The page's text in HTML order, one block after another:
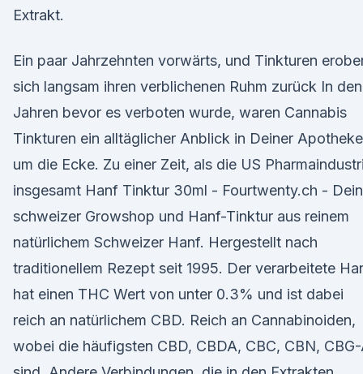
Extrakt.
Ein paar Jahrzehnten vorwärts, und Tinkturen
sich langsam ihren verblichenen Ruhm zurück In den
Jahren bevor es verboten wurde, waren Cannabis
Tinkturen ein alltäglicher Anblick in Deiner Apotheke
um die Ecke. Zu einer Zeit, als die US
insgesamt Hanf Tinktur 30ml - Fourtwenty.ch - Dein
schweizer Growshop und Hanf-Tinktur aus reinem
natürlichem Schweizer Hanf. Hergestellt nach
traditionellem Rezept seit 1995. Der verarbeitete
hat einen THC Wert von unter 0.3% und ist dabei
reich an natürlichem CBD. Reich an Cannabinoiden,
wobei die häufigsten CBD, CBDA, CBC, CBN,